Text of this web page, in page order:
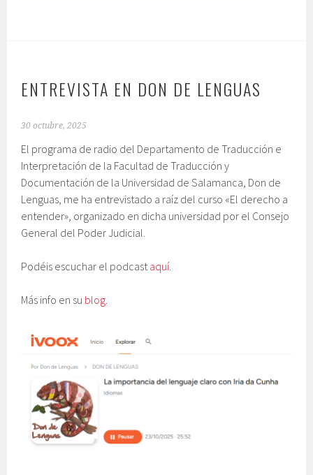
ENTREVISTA EN DON DE LENGUAS
30 octubre, 2025
El programa de radio del Departamento de Traducción e
Interpretación de la Facultad de Traducción y
Documentación de la Universidad de Salamanca, Don de
Lenguas, me ha entrevistado a raíz del curso «El derecho a
entender», organizado en dicha universidad por el Consejo
General del Poder Judicial.
Podéis escuchar el podcastaquí.
Más info en su blog.